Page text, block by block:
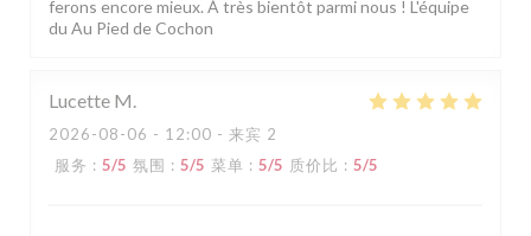
ferons encore mieux. À très bientôt parmi nous ! L'équipe
du Au Pied de Cochon
Lucette M
2026-08-06 - 12:00 - 来宾 2
服务 : 5/5 氛围 : 5/5 菜单 : 5/5 质价比 : 5/5